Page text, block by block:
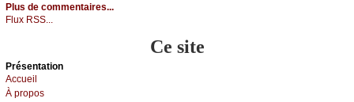
Plus de commentaires...
Flux RSS...
Ce site
Présеntаtion
Acсuеil
À prоpos